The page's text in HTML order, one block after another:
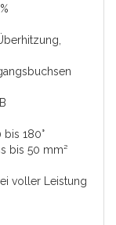
180°
bis 50 mm²
voller Leistung